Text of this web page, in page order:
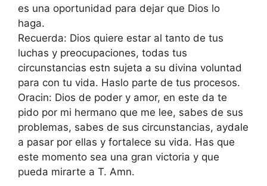
es una oportunidad para dejar que Dios lo
haga.
Recuerda: Dios quiere estar al tanto de tus
luchas y preocupaciones, todas tus
circunstancias estn sujeta a su divina voluntad
para con tu vida. Haslo parte de tus procesos.
Oracin: Dios de poder y amor, en este da te
pido por mi hermano que me lee, sabes de sus
problemas, sabes de sus circunstancias, aydale
a pasar por ellas y fortalece su vida. Has que
este momento sea una gran victoria y que
pueda mirarte a T. Amn.